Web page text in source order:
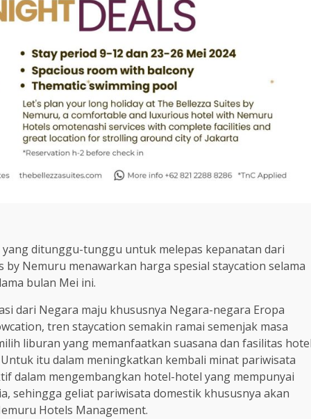
ditunggu-tunggu untuk melepas kepanatan dari
Nemuru menawarkan harga spesial staycation selama
bulan Mei ini.
dari Negara maju khususnya Negara-negara Eropa
tren staycation semakin ramai semenjak masa
liburan yang memanfaatkan suasana dan fasilitas
itu dalam meningkatkan kembali minat pariwisata
dalam mengembangkan hotel-hotel yang mempunyai
sehingga geliat pariwisata domestik khususnya akan
Hotels Management.